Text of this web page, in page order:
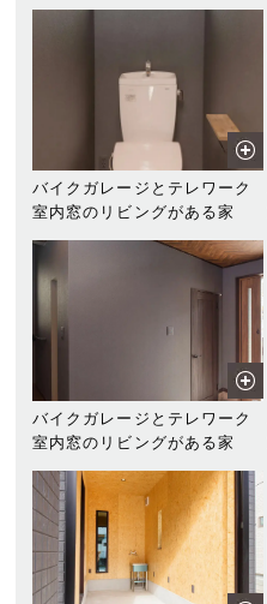
バイクガレージとテレワーク
室内窓のリビングがある家
バイクガレージとテレワーク
室内窓のリビングがある家